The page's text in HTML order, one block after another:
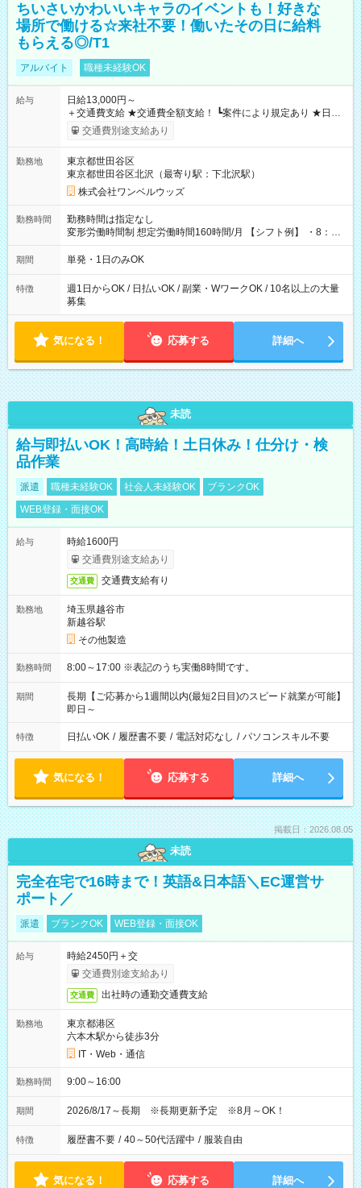
ちいさいかわいいキャラのイベントも！好きな
場所で働ける☆来社不要！働いたその日に給料
もらえる◎/T1
アルバイト 職種未経験OK
給与
日給13,000円～
＋交通費支給 ★交通費全額支給！ ┗案件により規定あり ★日払
いOK！（規定あり） ┗働いたその日に現金GET♪ お仕事後はコ
ンビニATMから 日払い分を引き落とせます！ 【試用期間】試
交通費別途支給あり
勤務地
東京都世田谷区
東京都世田谷区北沢（最寄り駅：下北沢駅）
株式会社ワンベルウッズ
勤務時間
勤務時間は指定なし
変形労働時間制 想定労働時間160時間/月 【シフト例】 ・8：00
～21：00
期間 単発・1日のみOK
特徴
週1日からOK / 日払いOK / 副業・WワークOK / 10名以上の大量
募集
気になる！ 応募する 詳細へ
未読
給与即払いOK！高時給！土日休み！仕分け・検
品作業
派遣 職種未経験OK 社会人未経験OK
ブランクOK
WEB登録・面接OK
給与
時給1600円
交通費別途支給あり
交通費 交通費支給有り
勤務地
埼玉県越谷市
新越谷駅
その他製造
勤務時間 8:00～17:00 ※表記のうち実働8時間です。
期間
長期【ご応募から1週間以内(最短2日目)のスピード就業が可能】
即日～
特徴 日払いOK / 履歴書不要 / 電話対応なし / パソコンスキル不要
気になる！ 応募する 詳細へ
掲載日：2026.08.05
未読
完全在宅で16時まで！英語&日本語＼EC運営サ
ポート／
派遣 ブランクOK WEB登録・面接OK
給与
時給2450円＋交
交通費別途支給あり
交通費 出社時の通勤交通費支給
勤務地
東京都港区
六本木駅から徒歩3分
IT・Web・通信
勤務時間 9:00～16:00
期間 2026/8/17～長期 ※長期更新予定 ※8月～OK！
特徴 履歴書不要 / 40～50代活躍中 / 服装自由
気になる！ 応募する 詳細へ